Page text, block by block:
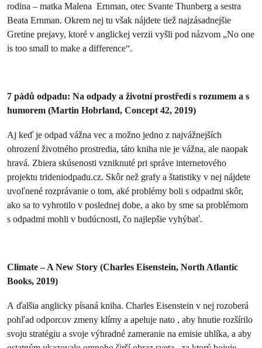
rodina – matka Malena Ernman, otec Svante Thunberg a sestra
Beata Ernman. Okrem nej tu však nájdete tiež najzásadnejšie
Gretine prejavy, ktoré v anglickej verzii vyšli pod názvom „No one
is too small to make a difference“.
7 pádů odpadu: Na odpady a životní prostředí s rozumem a s
humorem (Martin Hobrland, Concept 42, 2019)
Aj keď je odpad vážna vec a možno jedno z najvážnejších
ohrození životného prostredia, táto kniha nie je vážna, ale naopak
hravá. Zbiera skúsenosti vzniknuté pri správe internetového
projektu trideniodpadu.cz. Skôr než grafy a štatistiky v nej nájdete
uvoľnené rozprávanie o tom, aké problémy boli s odpadmi skôr,
ako sa to vyhrotilo v poslednej dobe, a ako by sme sa problémom
s odpadmi mohli v budúcnosti, čo najlepšie vyhýbať.
Climate – A New Story (Charles Eisenstein, North Atlantic
Books, 2019)
A ďalšia anglicky písaná kniha. Charles Eisenstein v nej rozoberá
pohľad odporcov zmeny klímy a apeluje nato , aby hnutie rozšírilo
svoju stratégiu a svoje výhradné zameranie na emisie uhlíka, a aby